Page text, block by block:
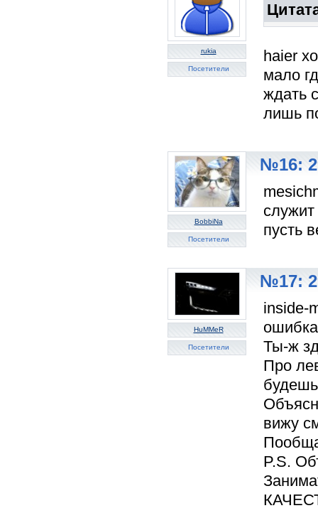
rukia
Посетители
haier
мало
ждать
лишь
BobbiNa
Посетители
№16:
пусть
HuMMeR
Посетители
№17:
inside-
Ты-ж
Про
вижу
P.S.